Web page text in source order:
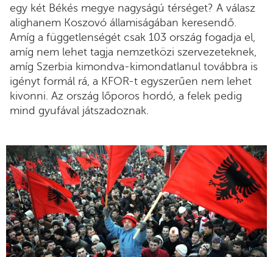
egy két Békés megye nagyságú térséget? A válasz
alighanem Koszovó államiságában keresendő.
Amíg a függetlenségét csak 103 ország fogadja el,
amíg nem lehet tagja nemzetközi szervezeteknek,
amíg Szerbia kimondva-kimondatlanul továbbra is
igényt formál rá, a KFOR-t egyszerűen nem lehet
kivonni. Az ország lőporos hordó, a felek pedig
mind gyufával játszadoznak.